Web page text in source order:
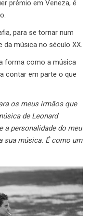
prémio em Veneza, é
para se tornar num
música no século XX.
forma como a música
contar em parte o que
os meus irmãos que
de Leonard
a personalidade do meu
sua música. É como um